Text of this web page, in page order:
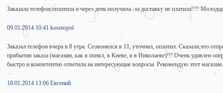
Заказала телефон,оплатила и через день получила -за доставку не платила!!!!
09.01.2014 10:41 kosmopol
Заказал телефон вчера в 8 утра. Созвонился в 11, уточнил, оплатил. Сказали,что
прибытии заказа (магазин, как я понял, в Киеве, я в Николаеве)!!! Очень удивлен
быстро и компетентно ответили на интересующие вопросы. Рекомендую этот магазин.
18.01.2014 13:06 Евгений